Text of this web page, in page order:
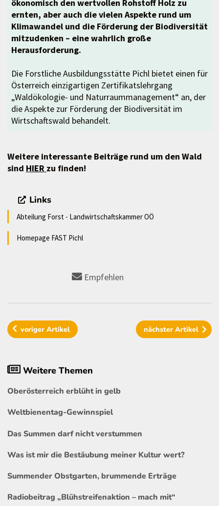
ökonomisch den wertvollen Rohstoff Holz zu
ernten, aber auch die vielen Aspekte rund um
Klimawandel und die Förderung der Biodiversität
mitzudenken – eine wahrlich große
Herausforderung.
Die Forstliche Ausbildungsstätte Pichl bietet einen für
Österreich einzigartigen Zertifikatslehrgang
„Waldökologie- und Naturraummanagement“ an, der
die Aspekte zur Förderung der Biodiversität im
Wirtschaftswald behandelt.
Weitere interessante Beiträge rund um den Wald
sind HIER zu finden!
Links
Abteilung Forst - Landwirtschaftskammer OÖ
Homepage FAST Pichl
Empfehlen
vorigerArtikel nächster Artikel
Weitere Themen
Oberösterreich erblüht in gelb
Weltbienentag-Gewinnspiel
Das Summen darf nicht verstummen
Was ist mir die Bestäubung meiner Kultur wert?
Summender Obstgarten, brummende Erträge
Radiobeitrag „Blühstreifenaktion – mach mit“